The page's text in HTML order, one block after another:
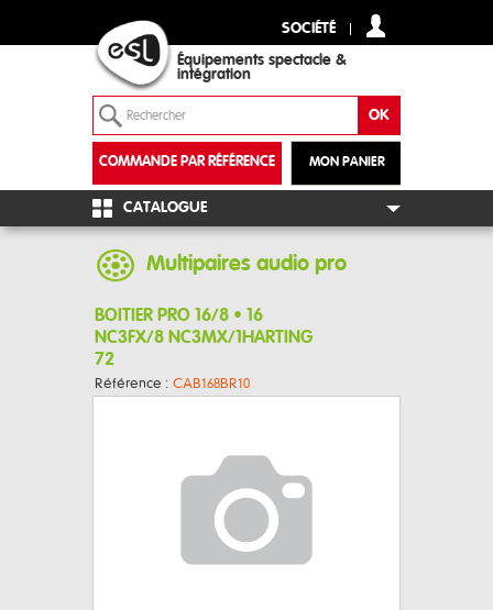
SOCIÉTÉ
Équipements spectacle &
intégration
MON PANIER
COMMANDE PAR RÉFÉRENCE
+
CATALOGUE
Multipaires audio pro
BOITIER PRO 16/8 • 16
NC3FX/8 NC3MX/1HARTING
72
Référence : CAB168BR10